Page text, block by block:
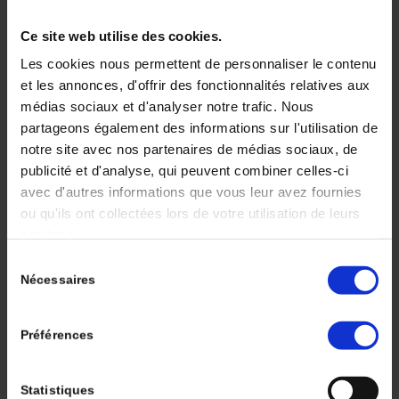
Ce site web utilise des cookies.
Les cookies nous permettent de personnaliser le contenu
et les annonces, d'offrir des fonctionnalités relatives aux
médias sociaux et d'analyser notre trafic. Nous
partageons également des informations sur l'utilisation de
notre site avec nos partenaires de médias sociaux, de
publicité et d'analyse, qui peuvent combiner celles-ci
avec d'autres informations que vous leur avez fournies
ou qu'ils ont collectées lors de votre utilisation de leurs
Nécessaires
Préférences
Statistiques
L’immunothérapie
dans le traitement du
hépatocellulaire